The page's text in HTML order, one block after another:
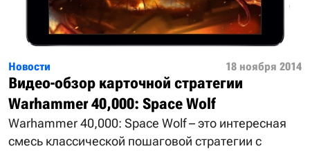
Новости 18 ноября 2014
Видео-обзор карточной стратегии
Warhammer 40,000: Space Wolf
Warhammer 40,000: Space Wolf – это интересная
смесь классической пошаговой стратегии с